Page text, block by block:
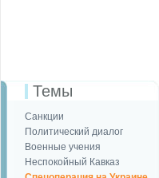
Темы
Санкции
Политический диалог
Военные учения
Неспокойный Кавказ